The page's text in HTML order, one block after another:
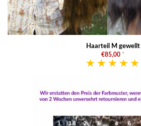
Haarteil M gewellt
€85,00 *